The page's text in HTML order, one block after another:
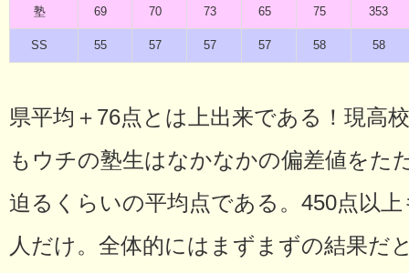
塾 69 70 73 65 75 353
SS 55 57 57 57 58 58
県平均＋76点とは上出来である！現高
もウチの塾生はなかなかの偏差値をた
迫るくらいの平均点である。450点以
人だけ。全体的にはまずまずの結果だ